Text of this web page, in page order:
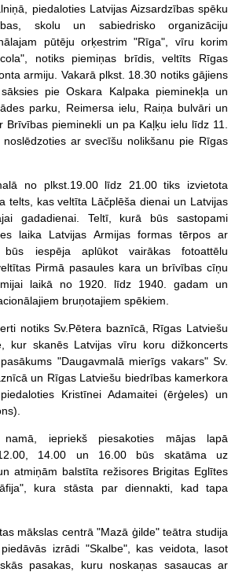
piedaloties Latvijas Aizsardzības spēku
skolu un sabiedrisko organizāciju
pūtēju orķestrim "Rīga", vīru korim
notiks piemiņas brīdis, veltīts Rīgas
armiju. Vakarā plkst. 18.30 notiks gājiens
pie Oskara Kalpaka pieminekļa un
parku, Reimersa ielu, Raiņa bulvāri un
Brīvības pieminekli un pa Kaļķu ielu līdz 11.
noslēdzoties ar svecīšu nolikšanu pie Rīgas
no plkst.19.00 līdz 21.00 tiks izvietota
telts, kas veltīta Lāčplēša dienai un Latvijas
gadadienai. Teltī, kurā būs sastopami
laika Latvijas Armijas formas tērpos ar
būs iespēja aplūkot vairākas fotoattēlu
Pirmā pasaules kara un brīvības cīņu
laikā no 1920. līdz 1940. gadam un
bruņotajiem spēkiem.
notiks Sv.Pētera baznīcā, Rīgas Latviešu
kur skanēs Latvijas vīru koru dižkoncerts
"Daugavmalā mierīgs vakars" Sv.
un Rīgas Latviešu biedrības kamerkora
Kristīnei Adamaitei (ērģeles) un
namā, iepriekš piesakoties mājas lapā
14.00 un 16.00 būs skatāma uz
atmiņām balstīta režisores Brigitas Eglītes
kura stāsta par diennakti, kad tapa
mākslas centrā "Mazā ģilde" teātra studija
izrādi "Skalbe", kas veidota, lasot
pasakas, kuru noskaņas sasaucas ar